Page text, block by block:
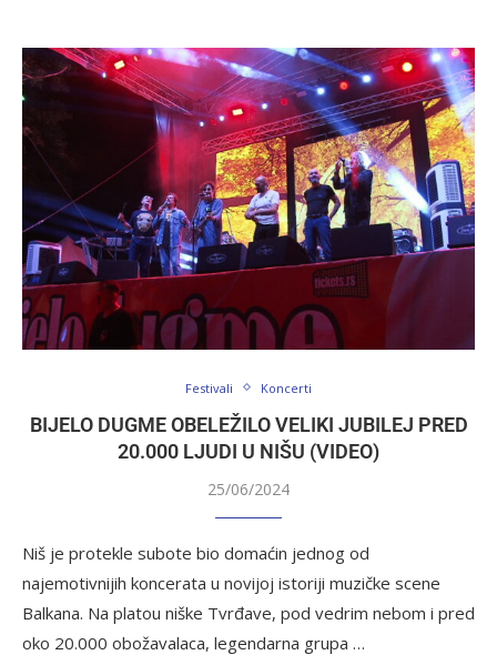
Festivali Koncerti
BIJELO DUGME OBELEŽILO VELIKI JUBILEJ PRED
20.000 LJUDI U NIŠU (VIDEO)
25/06/2024
Niš je protekle subote bio domaćin jednog od
najemotivnijih koncerata u novijoj istoriji muzičke scene
Balkana. Na platou niške Tvrđave, pod vedrim nebom i pred
oko 20.000 obožavalaca, legendarna grupa …